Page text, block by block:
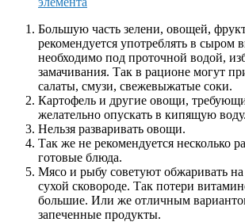
Большую часть зелени, овощей,
рекомендуется употреблять в сыром
необходимо под проточной водой,
замачивания. Так в рационе могут
салаты, смузи, свежевыжатые соки.
Картофель и другие овощи,
желательно опускать в кипящую воду.
Нельзя разваривать овощи.
Так же не рекомендуется несколько
готовые блюда.
Мясо и рыбу советуют обжаривать
сухой сковороде. Так потери
большие. Или же отличным
запеченные продукты.